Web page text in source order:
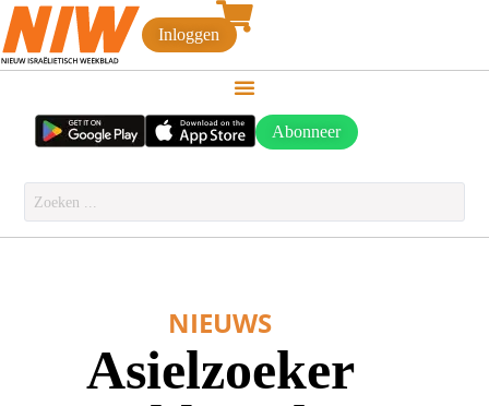
Inloggen
Abonneer
NIEUWS
Asielzoeker